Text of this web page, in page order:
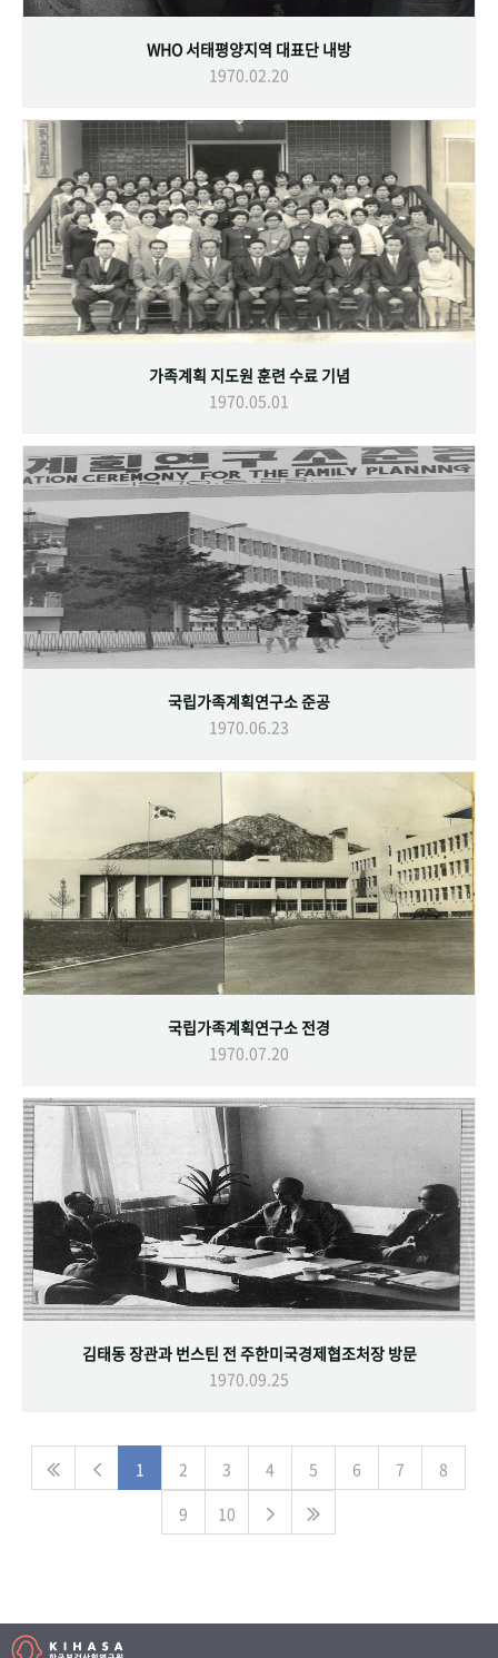
WHO 서태평양지역 대표단 내방
1970.02.20
가족계획 지도원 훈련 수료 기념
1970.05.01
국립가족계획연구소 준공
1970.06.23
국립가족계획연구소 전경
1970.07.20
김태동 장관과 번스틴 전 주한미국경제협조처장 방문
1970.09.25
1 2 3 4 5 6 7
8
9
10